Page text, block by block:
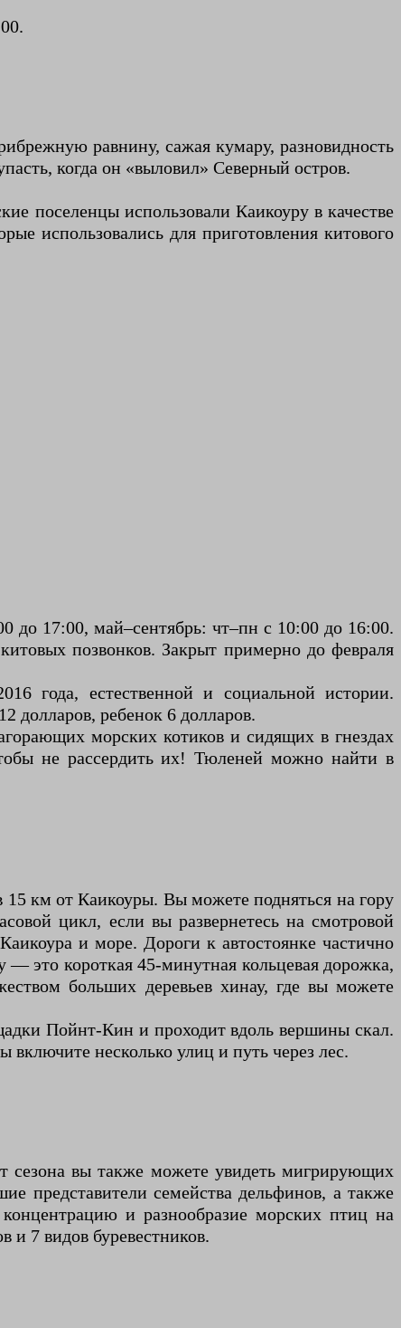
равнину, сажая кумару, разновидность
когда он «выловил» Северный остров.
поселенцы использовали Каикоуру в качестве
использовались для приготовления китового
17:00, май–сентябрь: чт–пн с 10:00 до 16:00.
позвонков. Закрыт примерно до февраля
года, естественной и социальной истории.
долларов, ребенок 6 долларов.
морских котиков и сидящих в гнездах
не рассердить их! Тюленей можно найти в
км от Каикоуры. Вы можете подняться на гору
цикл, если вы развернетесь на смотровой
и море. Дороги к автостоянке частично
это короткая 45-минутная кольцевая дорожка,
больших деревьев хинау, где вы можете
Пойнт-Кин и проходит вдоль вершины скал.
несколько улиц и путь через лес.
сезона вы также можете увидеть мигрирующих
представители семейства дельфинов, а также
и разнообразие морских птиц на
и 7 видов буревестников.